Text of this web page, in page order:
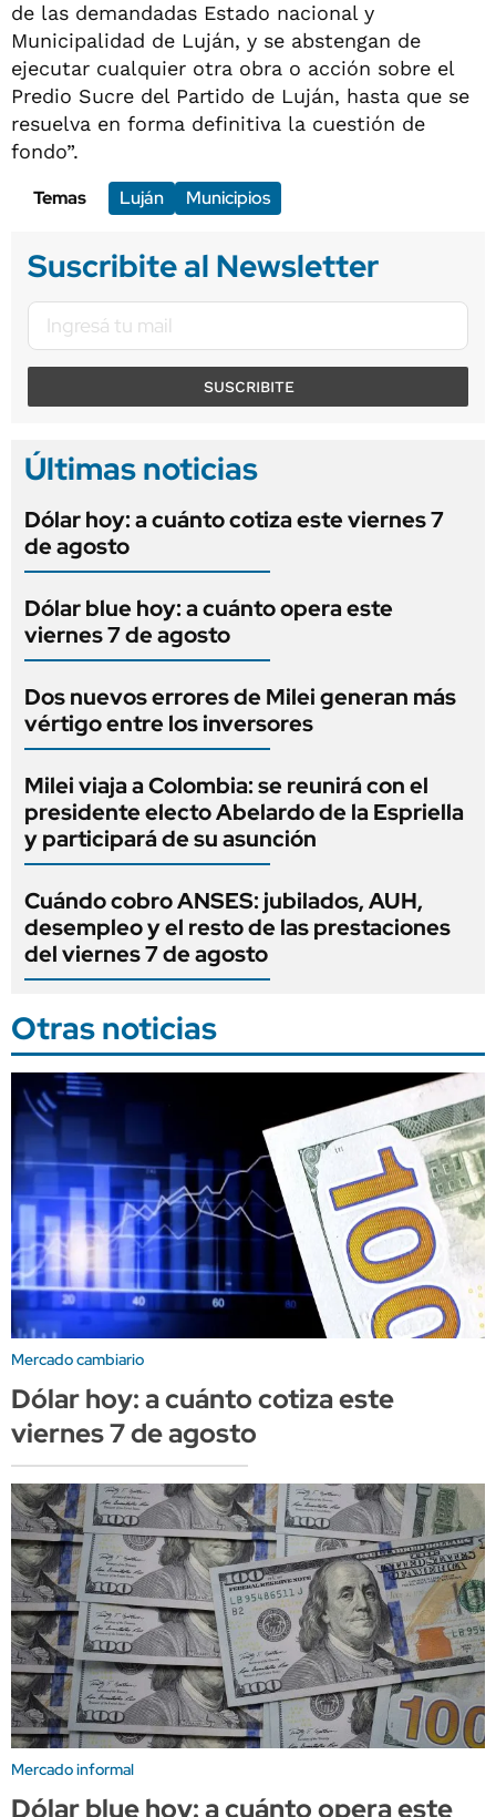
de las demandadas Estado nacional y
Municipalidad de Luján, y se abstengan de
ejecutar cualquier otra obra o acción sobre el
Predio Sucre del Partido de Luján, hasta que se
resuelva en forma definitiva la cuestión de
fondo”.
Temas
Luján Municipios
Suscribite al Newsletter
SUSCRIBITE
Últimas noticias
Dólar hoy: a cuánto cotiza este viernes 7
de agosto
Dólar blue hoy: a cuánto opera este
viernes 7 de agosto
Dos nuevos errores de Milei generan más
vértigo entre los inversores
Milei viaja a Colombia: se reunirá con el
presidente electo Abelardo de la Espriella
y participará de su asunción
Cuándo cobro ANSES: jubilados, AUH,
desempleo y el resto de las prestaciones
del viernes 7 de agosto
Otras noticias
Mercado cambiario
Dólar hoy: a cuánto cotiza este
viernes 7 de agosto
Mercado informal
Dólar blue hoy: a cuánto opera este